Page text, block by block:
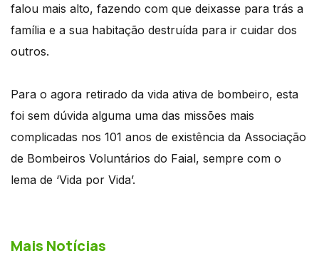
falou mais alto, fazendo com que deixasse para trás a
família e a sua habitação destruída para ir cuidar dos
outros.
Para o agora retirado da vida ativa de bombeiro, esta
foi sem dúvida alguma uma das missões mais
complicadas nos 101 anos de existência da Associação
de Bombeiros Voluntários do Faial, sempre com o
lema de ‘Vida por Vida’.
Mais Notícias